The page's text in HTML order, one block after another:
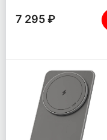
7 295 ₽